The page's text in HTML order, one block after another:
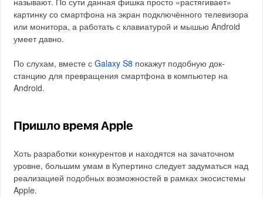
картинку со смартфона на экран подключённого телевизора
или монитора, а работать с клавиатурой и мышью Android
умеет давно.
По слухам, вместе сGalaxy S8 покажут подобную док-
станцию для превращения смартфона в компьютер на
Android.
Пришло время Apple
Хоть разработки конкурентов и находятся на зачаточном
уровне, большим умам в Купертино следует задуматься над
реализацией подобных возможностей в рамках экосистемы
Apple.